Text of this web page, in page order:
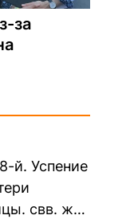
за
й. Успение
свв. жен